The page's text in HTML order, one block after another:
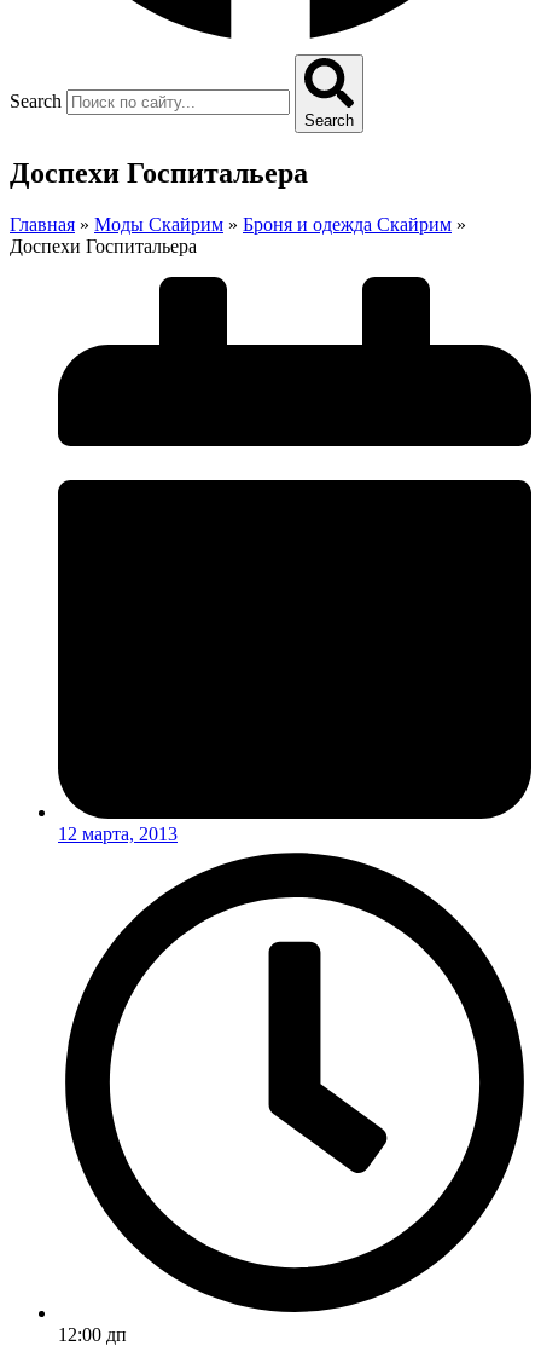
Search
Search
Доспехи Госпитальера
Главная » Моды Скайрим » Броня и одежда Скайрим »
Доспехи Госпитальера
12 марта, 2013
12:00 дп